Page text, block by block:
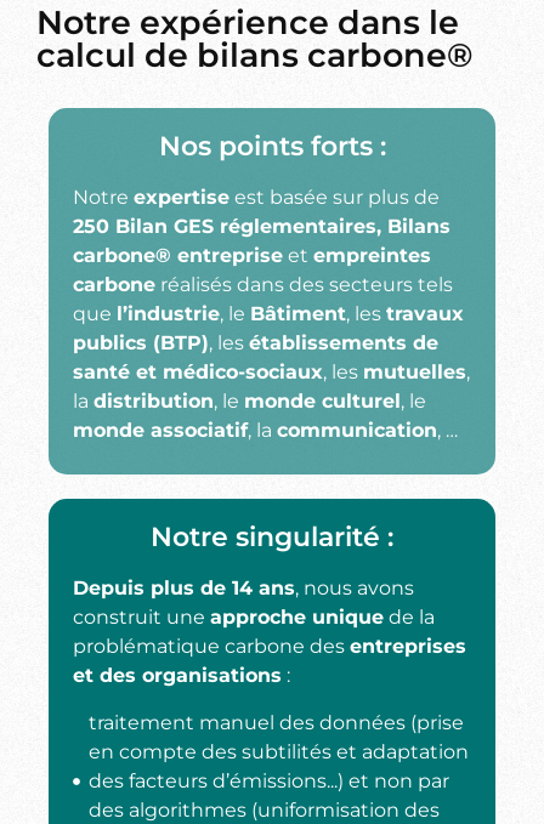
Notre expérience dans le
calcul de bilans carbone®
Nos points forts :
Notre expertise est basée sur plus de
250 Bilan GES réglementaires, Bilans
carbone® entreprise et empreintes
carbone réalisés dans des secteurs tels
que l’industrie, le Bâtiment, les travaux
publics (BTP), les établissements de
santé et médico-sociaux, les mutuelles,
la distribution, le monde culturel, le
monde associatif, la communication, …
Notre singularité :
Depuis plus de 14 ans, nous avons
construit une approche unique de la
problématique carbone des entreprises
et des organisations :
traitement manuel des données (prise
en compte des subtilités et adaptation
des facteurs d’émissions...) et non par
des algorithmes (uniformisation des